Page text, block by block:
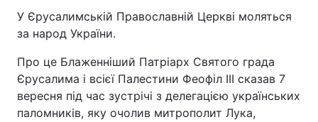
У Єрусалимській Православній Церкві моляться
за народ України.
Про це Блаженніший Патріарх Святого града
Єрусалима і всієї Палестини Феофіл III сказав 7
вересня під час зустрічі з делегацією українських
паломників, яку очолив митрополит Лука,